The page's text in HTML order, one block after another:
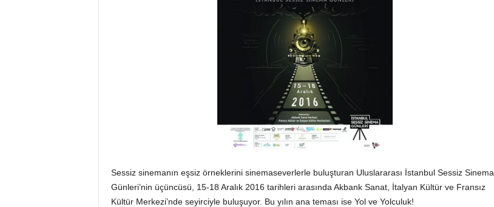
Sessiz sinemanın eşsiz örneklerini sinemaseverlerle buluşturan Uluslararası İstanbul Sessiz Sinema
Günleri’nin üçüncüsü, 15-18 Aralık 2016 tarihleri arasında Akbank Sanat, İtalyan Kültür ve Fransız
Kültür Merkezi’nde seyirciyle buluşuyor. Bu yılın ana teması ise Yol ve Yolculuk!